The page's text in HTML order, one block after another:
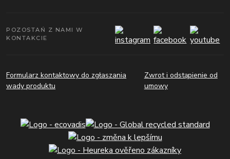
POZOSTAŃ Z NAMI W
KONTAKCIE
Formularz kontaktowy do zgłaszania
wady produktu
Zwrot i odstąpienie od
umowy